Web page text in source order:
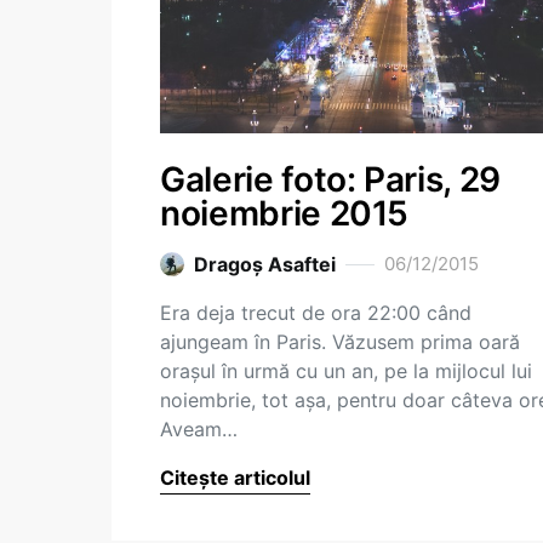
Galerie foto: Paris, 29
noiembrie 2015
Dragoş Asaftei 06/12/2015
Era deja trecut de ora 22:00 când
ajungeam în Paris. Văzusem prima oară
orașul în urmă cu un an, pe la mijlocul lui
noiembrie, tot așa, pentru doar câteva
Aveam…
Citește articolul